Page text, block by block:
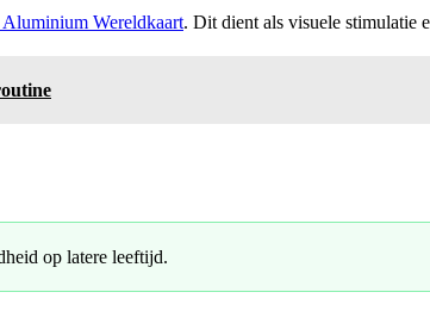
Wereldkaart. Dit dient als visuele stimulatie
op latere leeftijd.